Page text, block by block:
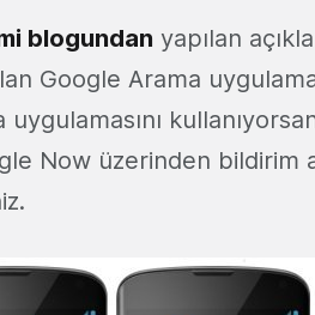
blogundan yapılan
Google Arama
Now üzerinden bildirim